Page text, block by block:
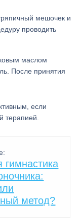
мешочек и
проводить
маслом
После принятия
если
терапией.
гимнастика
метод?